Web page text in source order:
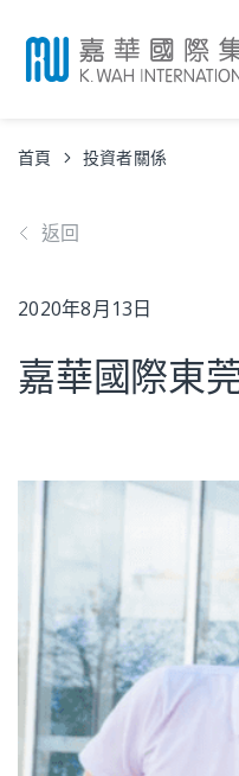
首頁 投資者關係
返回
2020年8月13日
嘉華國際東